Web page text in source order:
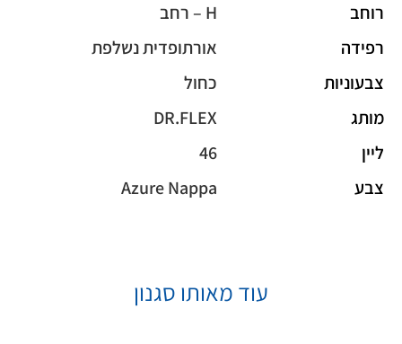
רוחב
H – רחב
רפידה
אורתופדית נשלפת
צבעוניות
כחול
מותג
DR.FLEX
ליין
46
צבע
Azure Nappa
עוד מאותו סגנון